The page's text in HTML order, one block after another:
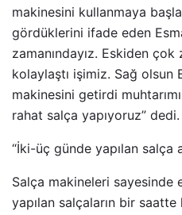
makinesini kullanmaya
gördüklerini ifade eden
zamanındayız. Eskiden
kolaylaştı işimiz. Sağ olsun
makinesini getirdi
rahat salça yapıyoruz” dedi.
“İki-üç günde yapılan salça
Salça makineleri sayesinde
yapılan salçaların bir